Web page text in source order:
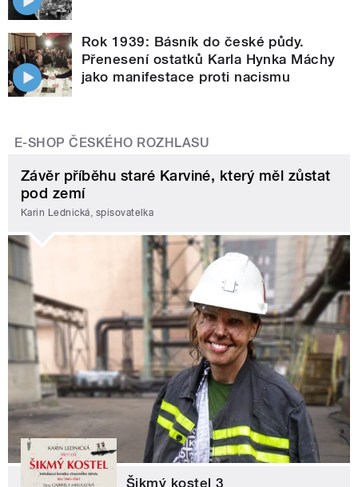
Rok 1939: Básník do české půdy.
Přenesení ostatků Karla Hynka Máchy
jako manifestace proti nacismu
E-SHOP ČESKÉHO ROZHLASU
Závěr příběhu staré Karviné, který měl zůstat
pod zemí
Karin Lednická, spisovatelka
Šikmý kostel 3